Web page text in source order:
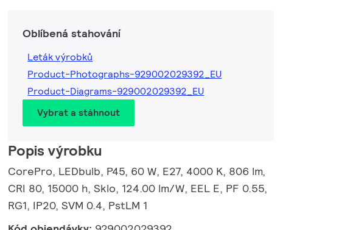
Oblíbená stahování
Leták výrobků
Product-Photographs-929002029392_EU
Product-Diagrams-929002029392_EU
Vybrat a stáhnout
Popis výrobku
CorePro, LEDbulb, P45, 60 W, E27, 4000 K, 806 lm,
CRI 80, 15000 h, Sklo, 124.00 lm/W, EEL E, PF 0.55,
RG1, IP20, SVM 0.4, PstLM 1